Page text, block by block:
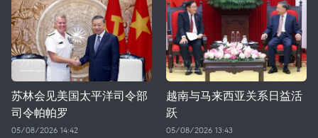
苏林会见美国太平洋司令部
司令帕帕罗
05/08/2026 14:42
越南与马来西亚关系日益活
跃
05/08/2026 13:43